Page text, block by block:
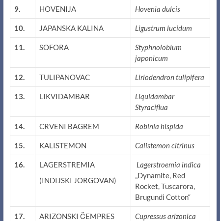
9. HOVENIJA Hovenia dulcis
10. JAPANSKA KALINA Ligustrum lucidum
11. SOFORA
Styphnolobium
japonicum
12. TULIPANOVAC Liriodendron tulipifera
13. LIKVIDAMBAR
Liquidambar
Styraciflua
14. CRVENI BAGREM Robinia hispida
15. KALISTEMON Calistemon citrinus
16.
LAGERSTREMIA
(INDIJSKI JORGOVAN)
Lagerstroemia indica
„Dynamite, Red
Rocket, Tuscarora,
Brugundi Cotton“
17. ARIZONSKI ČEMPRES Cupressus arizonica